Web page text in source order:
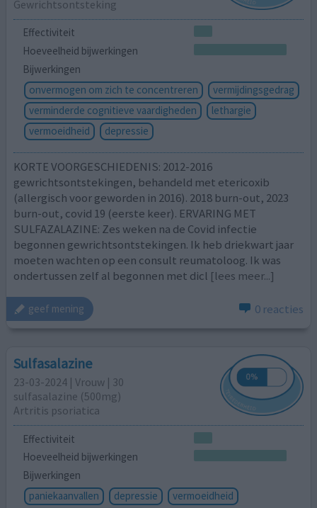
Gewrichtsontsteking
Effectiviteit
Hoeveelheid bijwerkingen
Bijwerkingen
onvermogen om zich te concentreren
vermijdingsgedrag
verminderde cognitieve vaardigheden
lethargie
vermoeidheid
depressie
KORTE VOORGESCHIEDENIS: 2012-2016
gewrichtsontstekingen, behandeld met etericoxib
(allergisch voor geworden in 2016). 2018 burn-out, 2023
burn-out, covid 19 (eerste keer). ERVARING MET
SULFAZALAZINE: Zes weken na de Covid infectie
begonnen gewrichtsontstekingen. Ik heb driekwart jaar
moeten wachten op een consult reumatoloog. Ik was
ondertussen zelf al begonnen met dicl [lees meer...]
geef mening 0 reacties
Sulfasalazine
23-03-2024 | Vrouw | 30
sulfasalazine (500mg)
Artritis psoriatica
Effectiviteit
Hoeveelheid bijwerkingen
Bijwerkingen
paniekaanvallen
depressie
vermoeidheid